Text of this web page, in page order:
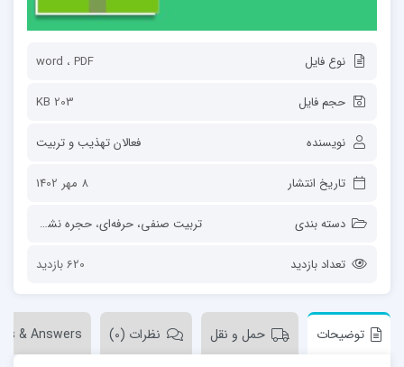
نوع فایل word ، PDF
حجم فایل 203 KB
نویسنده فعالان تهذیب و تربیت
تاریخ انتشار 8 مهر 1402
دسته بندی تربیت صنفی، حرفه‌ای، حجره نشینی
تعداد بازدید 620 بازدید
توضیحات حمل و نقل نظرات (0) & Answers